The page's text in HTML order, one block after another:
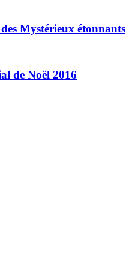
Mystérieux étonnants
de Noël 2016